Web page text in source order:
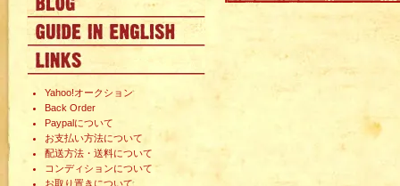
Yahoo!オークション
Back Order
Paypalについて
お支払い方法について
配送方法・送料について
コンディションについて
お取り置きについて